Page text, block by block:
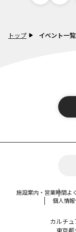
トップ イベント一覧
施設案内・営業時間 よ
個人情
カルチ